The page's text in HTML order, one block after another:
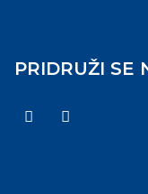
PRIDRUŽI SE